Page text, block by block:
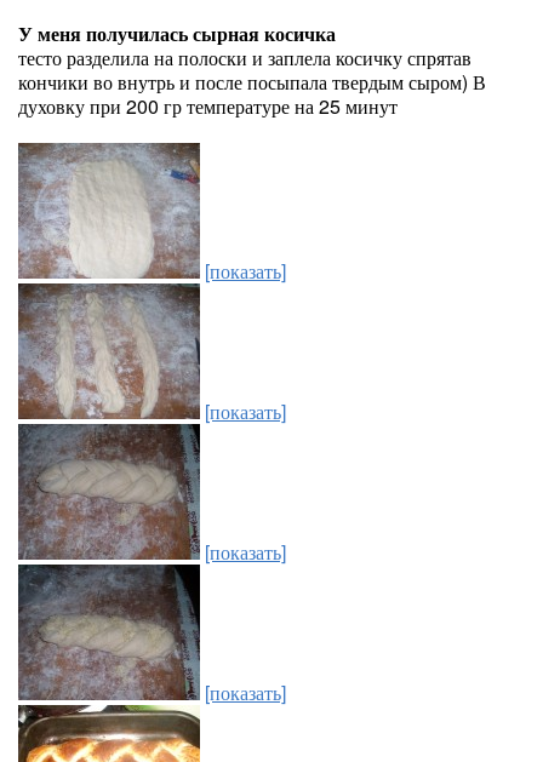
У меня получилась сырная косичка
тесто разделила на полоски и заплела косичку спрятав
кончики во внутрь и после посыпала твердым сыром) В
духовку при 200 гр температуре на 25 минут
[показать]
[показать]
[показать]
[показать]